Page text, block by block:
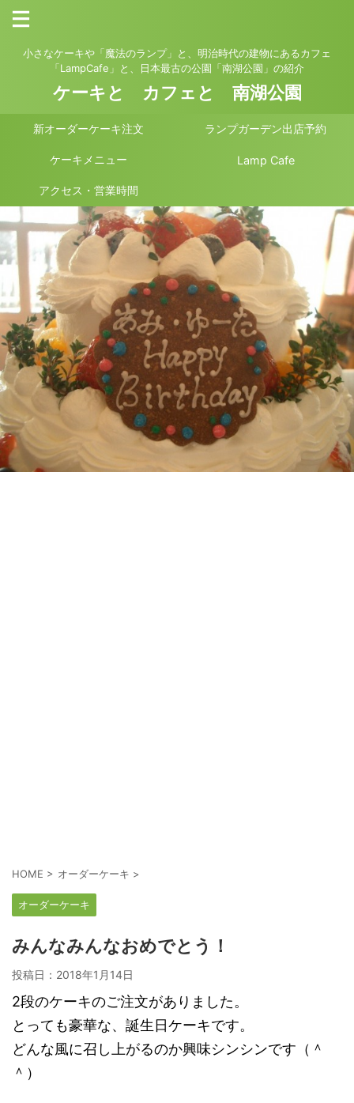
小さなケーキや「魔法のランプ」と、明治時代の建物にあるカフェ
「LampCafe」と、日本最古の公園「南湖公園」の紹介
ケーキと カフェと 南湖公園
新オーダーケーキ注文 ランプガーデン出店予約
ケーキメニュー Lamp Cafe
アクセス・営業時間
HOME > オーダーケーキ >
オーダーケーキ
みんなみんなおめでとう！
投稿日： 2018年1月14日
2段のケーキのご注文がありました。
とっても豪華な、誕生日ケーキです。
どんな風に召し上がるのか興味シンシンです（＾
＾）